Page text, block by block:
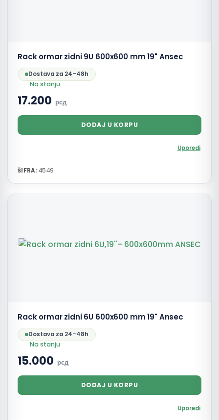
Rack ormar zidni 9U 600x600 mm 19" Ansec
Dostava za 24–48h
Na stanju
17.200 рсд
DODAJ U KORPU
Uporedi
ŠIFRA: 4549
Rack ormar zidni 6U 600x600 mm 19" Ansec
Dostava za 24–48h
Na stanju
15.000 рсд
DODAJ U KORPU
Uporedi